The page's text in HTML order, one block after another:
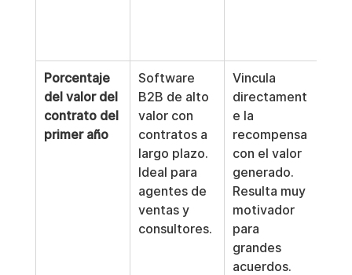
Porcentaje
del valor del
contrato del
primer año
Software
B2B de alto
valor con
contratos a
largo plazo.
Ideal para
agentes de
ventas y
consultores.
Vincula
directament
e la
recompensa
con el valor
generado.
Resulta muy
motivador
para
grandes
acuerdos.